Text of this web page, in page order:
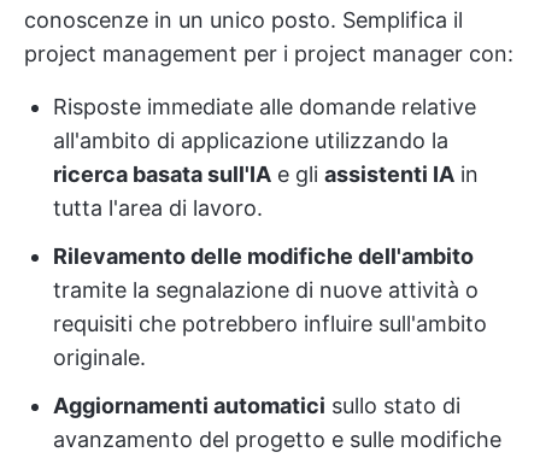
conoscenze in un unico posto. Semplifica il
project management per i project manager con:
Risposte immediate alle domande relative
all'ambito di applicazione utilizzando la
ricerca basata sull'IA e gli assistenti IA in
tutta l'area di lavoro.
Rilevamento delle modifiche dell'ambito
tramite la segnalazione di nuove attività o
requisiti che potrebbero influire sull'ambito
originale.
Aggiornamenti automatici sullo stato di
avanzamento del progetto e sulle modifiche